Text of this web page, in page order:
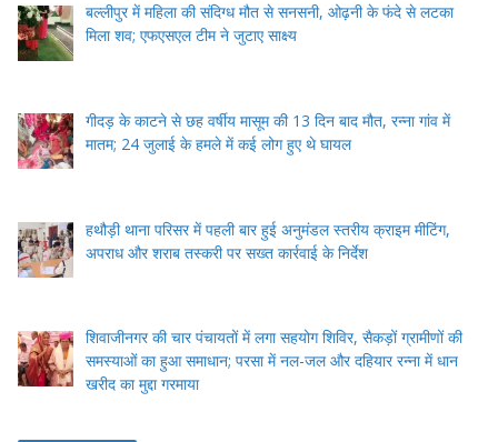
बल्लीपुर में महिला की संदिग्ध मौत से सनसनी, ओढ़नी के फंदे से लटका
मिला शव; एफएसएल टीम ने जुटाए साक्ष्य
गीदड़ के काटने से छह वर्षीय मासूम की 13 दिन बाद मौत, रन्ना गांव में
मातम; 24 जुलाई के हमले में कई लोग हुए थे घायल
हथौड़ी थाना परिसर में पहली बार हुई अनुमंडल स्तरीय क्राइम मीटिंग,
अपराध और शराब तस्करी पर सख्त कार्रवाई के निर्देश
शिवाजीनगर की चार पंचायतों में लगा सहयोग शिविर, सैकड़ों ग्रामीणों की
समस्याओं का हुआ समाधान; परसा में नल-जल और दहियार रन्ना में धान
खरीद का मुद्दा गरमाया